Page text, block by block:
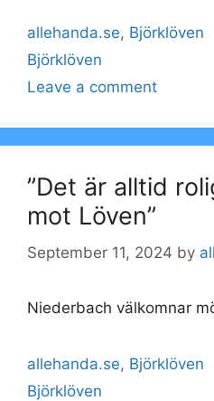
Categories
allehanda.se, Björklöven
Tags
Björklöven
Leave a comment
”Det är alltid
mot Löven”
September 11, 2024 by
Niederbach välkomnar
Categories
allehanda.se, Björklöven
Tags
Björklöven